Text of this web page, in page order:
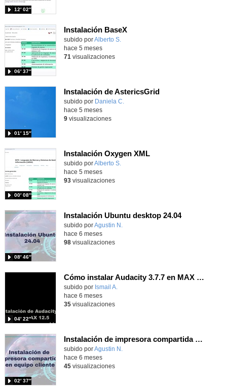
12′ 02″
Instalación BaseX
Contenido educativo.
subido porAlberto S.
06′ 37″
hace 5 meses
71 visualizaciones
Instalación de AstericsGrid
Contenido educativo.
subido por Daniela C.
01′ 15″
hace 5 meses
9visualizaciones
Instalación Oxygen XML
Contenido educativo.
subido porAlberto S.
00′ 08″
hace 5 meses
93visualizaciones
Instalación Ubuntu desktop 24.04
Contenido educativo.
subido porAgustin N.
08′ 46″
hace 6 meses
98visualizaciones
Cómo instalar Audacity 3.7.7 en MAX 12 y 12.5
Contenido educativo.
subido por Ismail A.
04′ 22″
hace 6 meses
35visualizaciones
Instalación de impresora compartida en equipo cliente
Contenido educativo.
subido porAgustin N.
02′ 37″
hace 6 meses
45visualizaciones